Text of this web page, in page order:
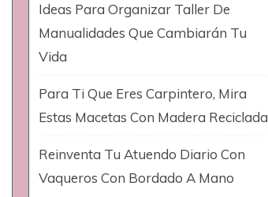
Ideas Para Organizar Taller De
Manualidades Que Cambiarán Tu
Vida
Para Ti Que Eres Carpintero, Mira
Estas Macetas Con Madera Reciclada
Reinventa Tu Atuendo Diario Con
Vaqueros Con Bordado A Mano